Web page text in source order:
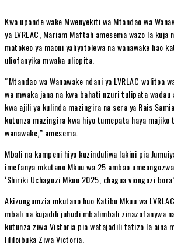
Kwa upande wake Mwenyekiti wa Mtandao wa
ya LVRLAC, Mariam Maftah amesema wazo la kuja
matokeo ya maoni yaliyotolewa na wanawake hao
uliofanyika mwaka uliopita.
“Mtandao wa Wanawake ndani ya LVRLAC walitoa
wa mwaka jana na kwa bahati nzuri tulipata wadau
kwa ajili ya kulinda mazingira na sera ya Rais
kutunza mazingira kwa hiyo tumepata haya majiko
wanawake,” amesema.
Mbali na kampeni hiyo kuzinduliwa lakini pia
imefanya mkutano Mkuu wa 25 ambao
‘Shiriki Uchaguzi Mkuu 2025, chagua viongozi bora’.
Akizungumzia mkutano huo Katibu Mkuu wa
mbali na kujadili juhudi mbalimbali zinazofanywa
kutunza ziwa Victoria pia watajadili tatizo la aina
lililoibuka Ziwa Victoria.